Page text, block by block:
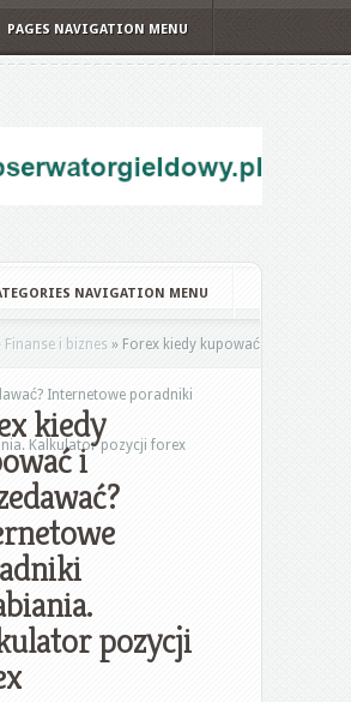
PAGES NAVIGATION MENU
NAVIGATION MENU
Finanse i biznes » Forex kiedy kupować
Internetowe poradniki
Kalkulator pozycji forex
kiedy
i
pozycji